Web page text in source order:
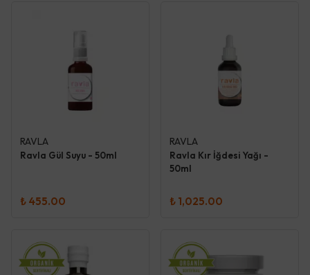
RAVLA
Ravla Gül Suyu - 50ml
₺ 455.00
RAVLA
Ravla Kır İğdesi Yağı -
50ml
₺ 1,025.00